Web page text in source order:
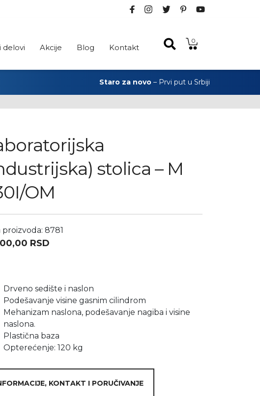
delovi Akcije Blog Kontakt
0
Staro za novo– Prvi put u Srbiji
stolica – M
OM
proizvoda: 8781
RSD
Drveno sedište i naslon
Podešavanje visine gasnim cilindrom
Mehanizam naslona, podešavanje nagiba i visine
naslona.
Plastična baza
Opterećenje: 120 kg
KONTAKT I PORUČIVANJE